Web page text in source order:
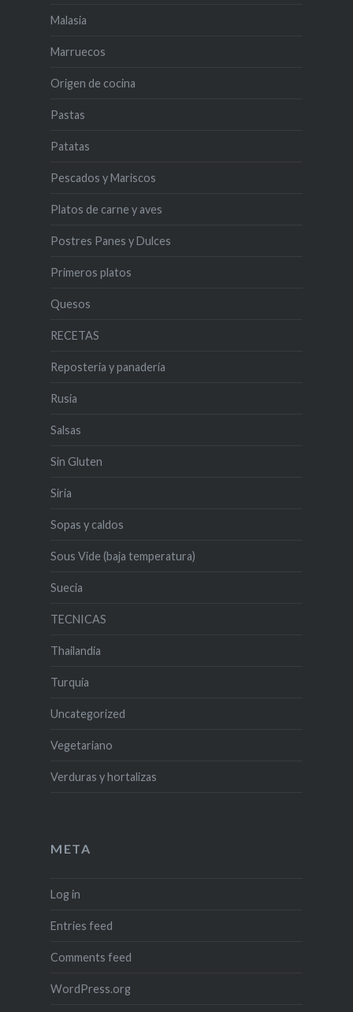
Malasia
Marruecos
Origen de cocina
Pastas
Patatas
Pescados y Mariscos
Platos de carne y aves
Postres Panes y Dulces
Primeros platos
Quesos
RECETAS
Reposteria y panadería
Rusia
Salsas
Sin Gluten
Siria
Sopas y caldos
Sous Vide (baja temperatura)
Suecia
TECNICAS
Thailandia
Turquia
Uncategorized
Vegetariano
Verduras y hortalizas
META
Log in
Entries feed
Comments feed
WordPress.org